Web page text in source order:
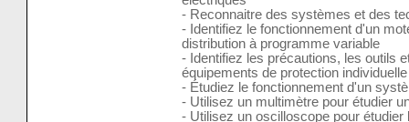
- Reconnaitre des systèmes et des
- Identifiez le fonctionnement d'un
distribution à programme variable
- Identifiez les précautions, les outils
équipements de protection individuelle
- Étudiez le fonctionnement d'un
- Utilisez un multimètre pour étudier
- Utilisez un oscilloscope pour